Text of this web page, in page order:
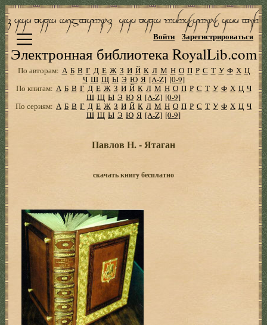
Электронная библиотека RoyalLib.com
Войти Зарегистрироваться
По авторам: А Б В Г Д Е Ж З И Й К Л М Н О П Р С Т У Ф Х Ц
Ч Ш Щ Ы Э Ю Я [A-Z] [0-9]
По книгам: А Б В Г Д Е Ж З И Й К Л М Н О П Р С Т У Ф Х Ц Ч
Ш Щ Ы Э Ю Я [A-Z] [0-9]
По сериям: А Б В Г Д Е Ж З И Й К Л М Н О П Р С Т У Ф Х Ц Ч
Ш Щ Ы Э Ю Я [A-Z] [0-9]
Павлов Н. - Ятаган
скачать книгу бесплатно